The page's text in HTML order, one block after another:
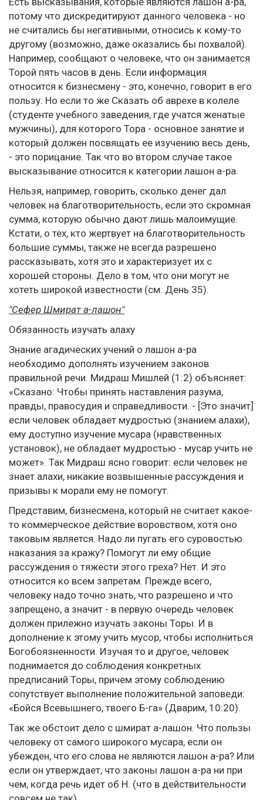
потому что дискредитируют данного человека - но
не считались бы негативными, относись к кому-то
другому (возможно, даже оказались бы похвалой).
Например, сообщают о человеке, что он занимается
Торой пять часов в день. Если информация
относится к бизнесмену - это, конечно, говорит в его
пользу. Но если то же Сказать об аврехе в колеле
(студенте учебного заведения, где учатся женатые
мужчины), для которого Тора - основное занятие и
который должен посвящать ее изучению весь день,
- это порицание. Так что во втором случае такое
высказывание относится к категории лашон а-ра.
Нельзя, например, говорить, сколько денег дал
человек на благотворительность, если это скромная
сумма, которую обычно дают лишь малоимущие.
Кстати, о тех, кто жертвует на благотворительность
большие суммы, также не всегда разрешено
рассказывать, хотя это и характеризует их с
хорошей стороны. Дело в том, что они могут не
хотеть широкой известности (см. День 35).
"Сефер Шмират а-лашон"
Обязанность изучать алаху
Знание агадических учений о лашон а-ра
необходимо дополнять изучением законов
правильной речи. Мидраш Мишлей (1:2) объясняет:
«Сказано: Чтобы принять наставления разума,
правды, правосудия и справедливости. - [Это значит]
если человек обладает мудростью (знанием алахи),
ему доступно изучение мусара (нравственных
установок), не обладает мудростью - мусар учить не
может». Так Мидраш ясно говорит: если человек не
знает алахи, никакие возвышенные рассуждения и
призывы к морали ему не помогут.
Представим, бизнесмена, который не считает какое-
то коммерческое действие воровством, хотя оно
таковым является. Надо ли пугать его суровостью
наказания за кражу? Помогут ли ему общие
рассуждения о тяжести этого греха? Нет. И это
относится ко всем запретам. Прежде всего,
человеку надо точно знать, что разрешено и что
запрещено, а значит - в первую очередь человек
должен прилежно изучать законы Торы. И в
дополнение к этому учить мусор, чтобы исполниться
Богобоязненности. Изучая то и другое, человек
поднимается до соблюдения конкретных
предписаний Торы, причем этому соблюдению
сопутствует выполнение положительной заповеди:
«Бойся Всевышнего, твоего Б-га» (Дварим, 10:20).
Так же обстоит дело с шмират а-лашон. Что пользы
человеку от самого широкого мусара, если он
убежден, что его слова не являются лашон а-ра? Или
если он утверждает, что законы лашон а-ра ни при
чем, когда речь идет об Н. (что в действительности